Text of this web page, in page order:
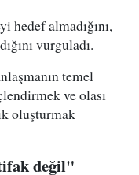
hedef almadığını,
vurguladı.
temel
ve olası
oluşturmak
değil"